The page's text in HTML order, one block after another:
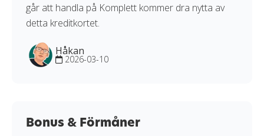
går att handla på Komplett kommer dra nytta av
detta kreditkortet.
Håkan
2026-03-10
Bonus & Förmåner